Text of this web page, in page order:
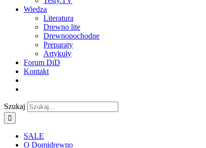
Wiedza
Literatura
Drewno lite
Drewnopochodne
Preparaty
Artykuły
Forum DiD
Kontakt
Szukaj
SALE
O Domidrewno